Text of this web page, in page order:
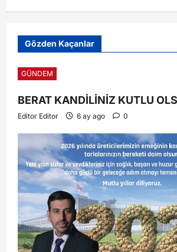
Gözden Kaçanlar
GÜNDEM
BERAT KANDİLİNİZ KUTLU
Editor Editor 6 ay ago 0